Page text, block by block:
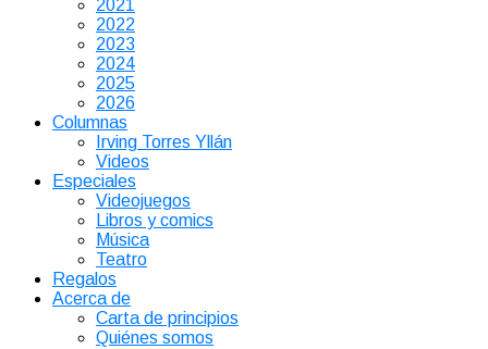
2021
2022
2023
2024
2025
2026
Columnas
Irving Torres Yllán
Videos
Especiales
Videojuegos
Libros y comics
Música
Teatro
Regalos
Acerca de
Carta de principios
Quiénes somos